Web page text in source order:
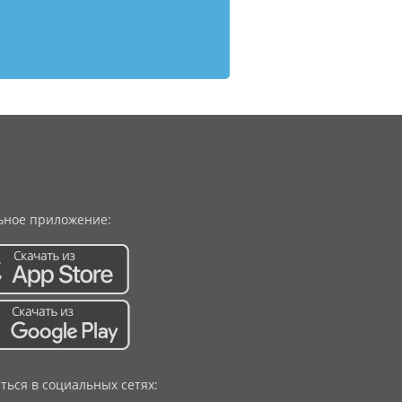
приложение:
в социальных сетях: